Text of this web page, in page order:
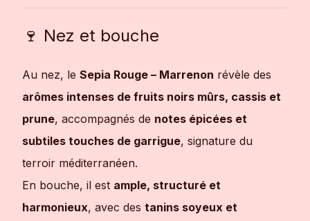
🍷 Nez et bouche
Au nez, le Sepia Rouge – Marrenon révèle des
arômes intenses de fruits noirs mûrs, cassis et
prune, accompagnés de notes épicées et
subtiles touches de garrigue, signature du
terroir méditerranéen.
En bouche, il est ample, structuré et
harmonieux, avec des tanins soyeux et